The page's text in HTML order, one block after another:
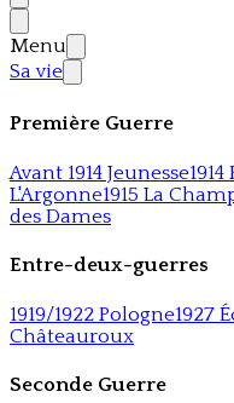
Menu
Sa vie
Première Guerre
Avant 1914 Jeunesse
L'Argonne1915 La
des Dames
Entre-deux-guerres
1919/1922 Pologne1927
Châteauroux
Seconde Guerre